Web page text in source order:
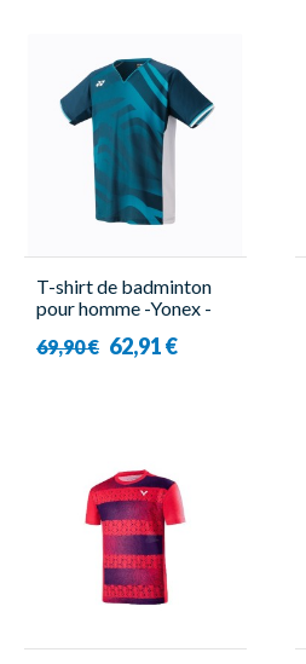
T-shirt de badminton
pour homme -Yonex -
69,90 € 62,91 €